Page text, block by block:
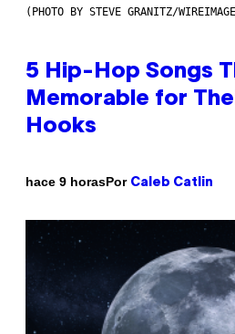
(PHOTO BY STEVE GRANITZ/
5 Hip-Hop Songs
Memorable for
Hooks
hace 9 horasPor Caleb Catlin